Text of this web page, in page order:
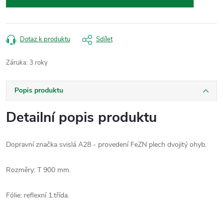
Dotaz k produktu Sdílet
Záruka: 3 roky
Popis produktu
Detailní popis produktu
Dopravní značka svislá A28 - provedení FeZN plech dvojitý ohyb.
Rozměry: T 900 mm.
Fólie: reflexní 1.třída.